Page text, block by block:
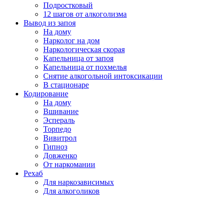
Подростковый
12 шагов от алкоголизма
Вывод из запоя
На дому
Нарколог на дом
Наркологическая скорая
Капельница от запоя
Капельница от похмелья
Снятие алкогольной интоксикации
В стационаре
Кодирование
На дому
Вшивание
Эспераль
Торпедо
Вивитрол
Гипноз
Довженко
От наркомании
Рехаб
Для наркозависимых
Для алкоголиков